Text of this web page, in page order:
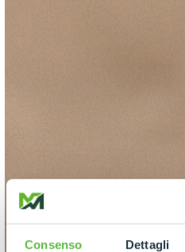
Consenso Dettagli